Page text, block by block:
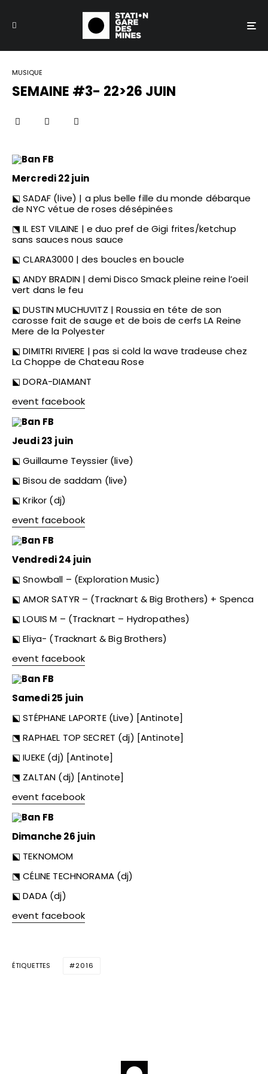
MUSIQUE
SEMAINE #3- 22>26 JUIN
Mercredi 22 juin
⬕ SADAF (live) | a plus belle fille du monde débarque
de NYC vétue de roses désépinées
⬔ IL EST VILAINE | e duo pref de Gigi frites/ketchup
sans sauces nous sauce
⬕ CLARA3000 | des boucles en boucle
⬕ ANDY BRADIN | demi Disco Smack pleine reine l’oeil
vert dans le feu
⬕ DUSTIN MUCHUVITZ | Roussia en téte de son
carosse fait de sauge et de bois de cerfs LA Reine
Mere de la Polyester
⬕ DIMITRI RIVIERE | pas si cold la wave tradeuse chez
La Choppe de Chateau Rose
⬕ DORA-DIAMANT
event facebook
Jeudi 23 juin
⬕ Guillaume Teyssier (live)
⬕ Bisou de saddam (live)
⬕ Krikor (dj)
event facebook
Vendredi 24 juin
⬕ Snowball – (Exploration Music)
⬕ AMOR SATYR – (Tracknart & Big Brothers) + Spenca
⬕ LOUIS M – (Tracknart – Hydropathes)
⬕ Eliya- (Tracknart & Big Brothers)
event facebook
Samedi 25 juin
⬕ STÉPHANE LAPORTE (Live) [Antinote]
⬔ RAPHAEL TOP SECRET (dj) [Antinote]
⬕ IUEKE (dj) [Antinote]
⬔ ZALTAN (dj) [Antinote]
event facebook
Dimanche 26 juin
⬕ TEKNOMOM
⬔ CÉLINE TECHNORAMA (dj)
⬕ DADA (dj)
event facebook
ÉTIQUETTES 2016